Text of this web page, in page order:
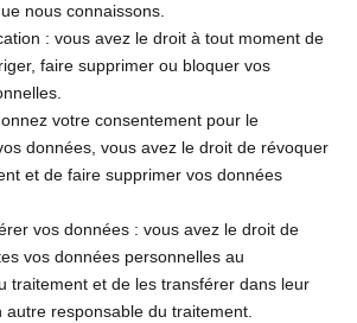
nous connaissons.
: vous avez le droit à tout moment de
faire supprimer ou bloquer vos
votre consentement pour le
données, vous avez le droit de révoquer
et de faire supprimer vos données
vos données : vous avez le droit de
vos données personnelles au
traitement et de les transférer dans leur
autre responsable du traitement.